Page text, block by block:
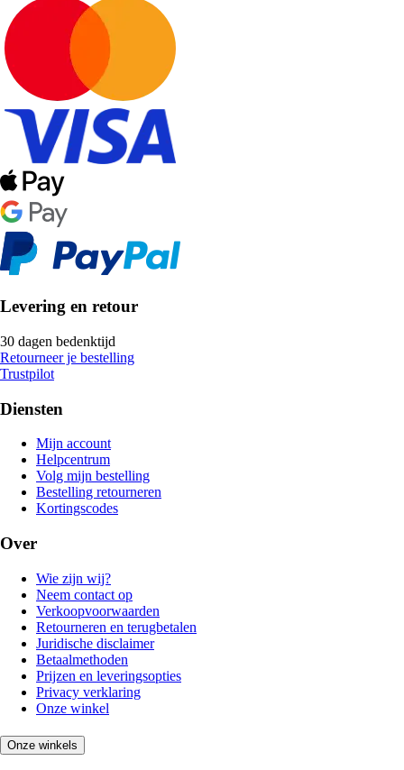
Levering en retour
30 dagen bedenktijd
Retourneer je bestelling
Trustpilot
Diensten
Mijn account
Helpcentrum
Volg mijn bestelling
Bestelling retourneren
Kortingscodes
Over
Wie zijn wij?
Neem contact op
Verkoopvoorwaarden
Retourneren en terugbetalen
Juridische disclaimer
Betaalmethoden
Prijzen en leveringsopties
Privacy verklaring
Onze winkel
Onze winkels